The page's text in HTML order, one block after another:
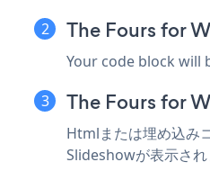
The Fours for
Your code block will
The Fours for
Htmlまたは埋め込み
Slideshowが表示され